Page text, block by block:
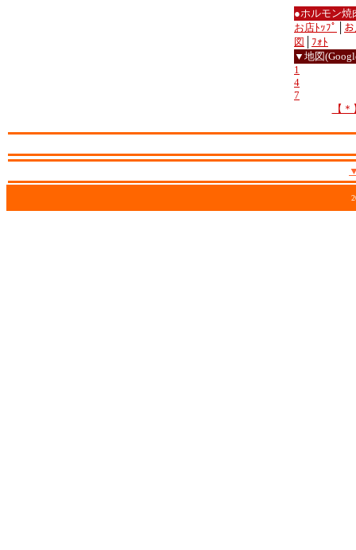
●ホルモン
お店ﾄｯﾌﾟ
図
ﾌｫﾄ
▼地図
1
4
7
【